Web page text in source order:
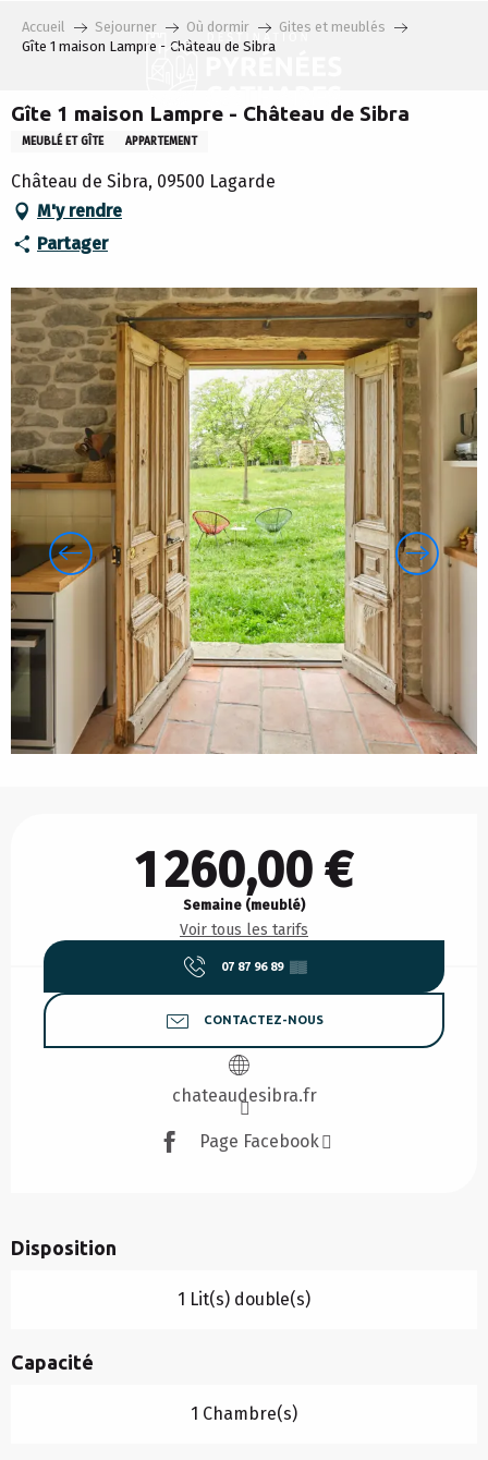
Accueil Sejourner Où dormir
Gites et meublés
Gîte 1 maison Lampre - Château de Sibra
Gîte 1 maison Lampre - Château de Sibra
MEUBLÉ ET GÎTE APPARTEMENT
Château de Sibra, 09500 Lagarde
M'y rendre
Partager
1 260,00 €
Semaine (meublé)
Voir tous les tarifs
07 87 96 89 ▒▒
CONTACTEZ-NOUS
chateaudesibra.fr
Page Facebook
Disposition
1 Lit(s) double(s)
Capacité
1 Chambre(s)